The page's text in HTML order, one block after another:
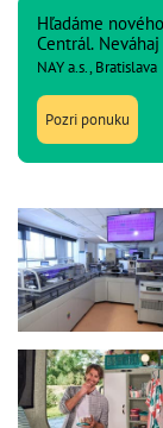
Hľadáme nového/vú Elektrošpecialistu/tku pre NAY Bratislava
Centrál.
NAY a.s., Bratislava
Pozri ponuku